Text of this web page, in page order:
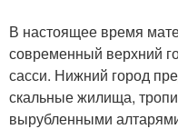
В настоящее время
современный верхний
сасси. Нижний город
скальные жилища,
вырубленными